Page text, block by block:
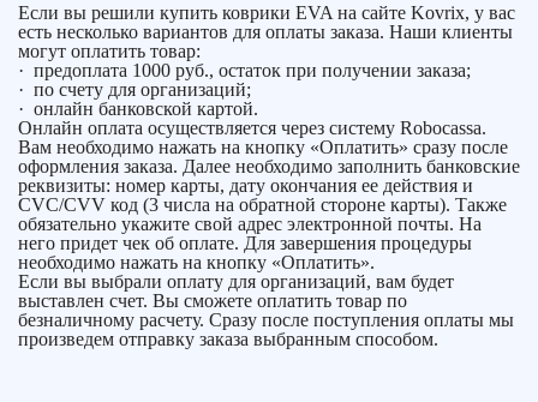
Если вы решили купить коврики EVA на сайте Kovrix, у вас
есть несколько вариантов для оплаты заказа. Наши клиенты
могут оплатить товар:
· предоплата 1000 руб., остаток при получении заказа;
· по счету для организаций;
· онлайн банковской картой.
Онлайн оплата осуществляется через систему Robocassa.
Вам необходимо нажать на кнопку «Оплатить» сразу после
оформления заказа. Далее необходимо заполнить банковские
реквизиты: номер карты, дату окончания ее действия и
CVC/CVV код (3 числа на обратной стороне карты). Также
обязательно укажите свой адрес электронной почты. На
него придет чек об оплате. Для завершения процедуры
необходимо нажать на кнопку «Оплатить».
Если вы выбрали оплату для организаций, вам будет
выставлен счет. Вы сможете оплатить товар по
безналичному расчету. Сразу после поступления оплаты мы
произведем отправку заказа выбранным способом.